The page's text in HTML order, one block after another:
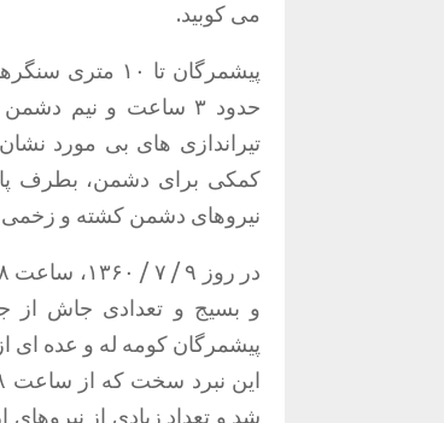
می کوبید.
پیشمرگان تا ۱۰ متری
حدود ۳ ساعت و نیم
تیراندازی های بی مورد
کمکی برای دشمن، بطرف
نیروهای دشمن کشته و زخمی
در روز ۹ / ۷ / ۱۳۶۰، ساعت ۸
و بسیج و تعدادی جاش از
پیشمرگان کومه له و عده ای
این نبرد سخت که از ساعت
شد و تعداد زیادی از